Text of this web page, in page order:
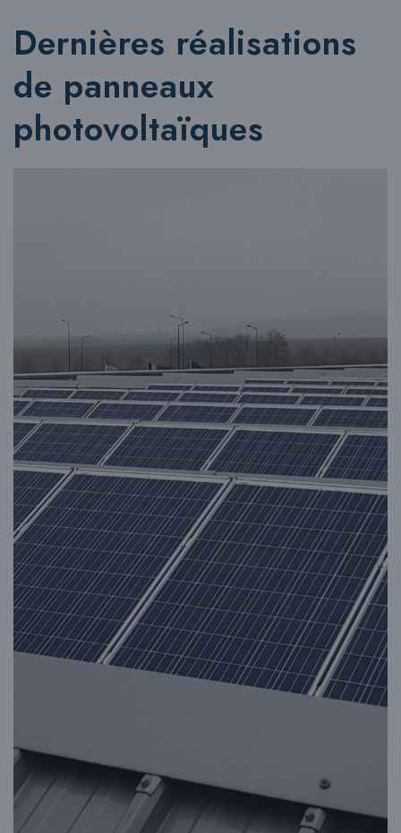
Dernières réalisations
de panneaux
photovoltaïques